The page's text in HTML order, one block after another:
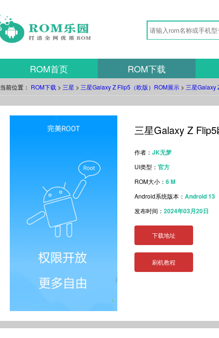
ROM首页 ROM下载
当前位置： ROM下载 > 三星 > 三星Galaxy Z Flip5（欧版）ROM展示 > 三星Galaxy
三星Galaxy Z
作者：JK无梦
UI类型：官方
ROM大小：6 M
Android系统版本：Android 13
发布时间：2024年03月20日
下载地址
刷机教程